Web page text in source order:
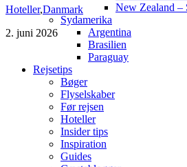
New Zealand –
Sydamerika
Argentina
Brasilien
Paraguay
Rejsetips
Bøger
Flyselskaber
Før rejsen
Hoteller
Insider tips
Inspiration
Guides
Hoteller,Danmark
2. juni 2026